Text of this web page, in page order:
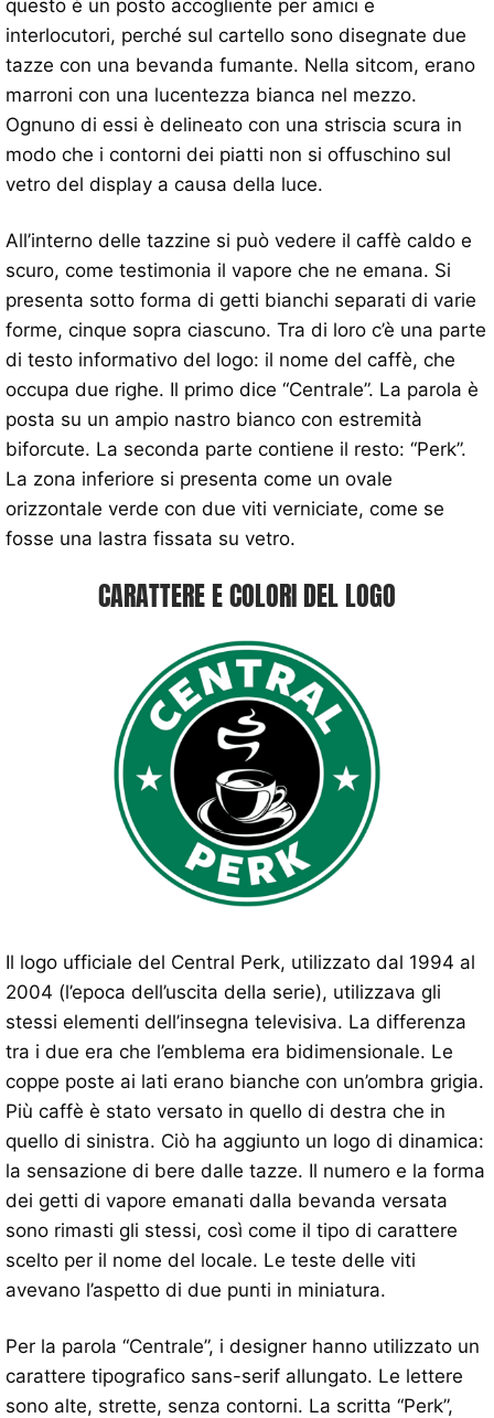
questo è un posto accogliente per amici e
interlocutori, perché sul cartello sono disegnate due
tazze con una bevanda fumante. Nella sitcom, erano
marroni con una lucentezza bianca nel mezzo.
Ognuno di essi è delineato con una striscia scura in
modo che i contorni dei piatti non si offuschino sul
vetro del display a causa della luce.
All’interno delle tazzine si può vedere il caffè caldo e
scuro, come testimonia il vapore che ne emana. Si
presenta sotto forma di getti bianchi separati di varie
forme, cinque sopra ciascuno. Tra di loro c’è una parte
di testo informativo del logo: il nome del caffè, che
occupa due righe. Il primo dice “Centrale”. La parola è
posta su un ampio nastro bianco con estremità
biforcute. La seconda parte contiene il resto: “Perk”.
La zona inferiore si presenta come un ovale
orizzontale verde con due viti verniciate, come se
fosse una lastra fissata su vetro.
CARATTERE E COLORI DEL LOGO
Il logo ufficiale del Central Perk, utilizzato dal 1994 al
2004 (l’epoca dell’uscita della serie), utilizzava gli
stessi elementi dell’insegna televisiva. La differenza
tra i due era che l’emblema era bidimensionale. Le
coppe poste ai lati erano bianche con un’ombra grigia.
Più caffè è stato versato in quello di destra che in
quello di sinistra. Ciò ha aggiunto un logo di dinamica:
la sensazione di bere dalle tazze. Il numero e la forma
dei getti di vapore emanati dalla bevanda versata
sono rimasti gli stessi, così come il tipo di carattere
scelto per il nome del locale. Le teste delle viti
avevano l’aspetto di due punti in miniatura.
Per la parola “Centrale”, i designer hanno utilizzato un
carattere tipografico sans-serif allungato. Le lettere
sono alte, strette, senza contorni. La scritta “Perk”,